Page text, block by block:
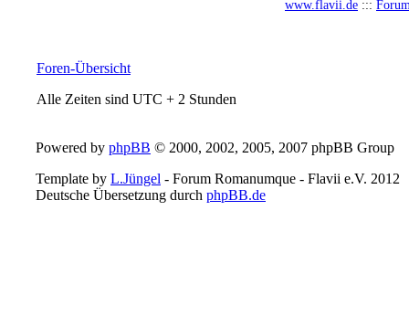
www.flavii.de :::
Foren-Übersicht
Alle Zeiten sind UTC + 2 Stunden
Powered by phpBB © 2000, 2002, 2005, 2007 phpBB Group
Template by L.Jüngel - Forum Romanumque - Flavii e.V. 2012
Deutsche Übersetzung durch phpBB.de